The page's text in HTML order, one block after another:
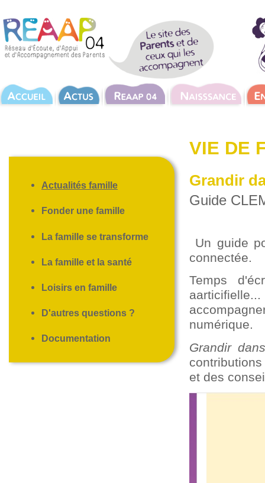
Actualités famille
Fonder une famille
La famille se transforme
La famille et la santé
Loisirs en famille
D'autres questions ?
Documentation
VIE DE
Grandir
Guide
Un guide
connectée.
Temps
numérique.
Grandir
et des